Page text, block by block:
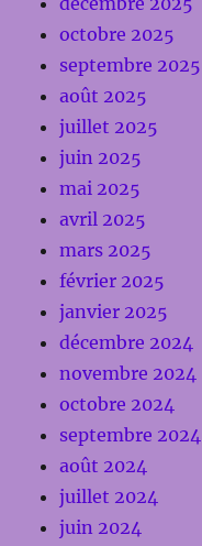
octobre 2025
septembre 2025
août 2025
juillet 2025
juin 2025
mai 2025
avril 2025
mars 2025
février 2025
janvier 2025
décembre 2024
novembre 2024
octobre 2024
septembre 2024
août 2024
juillet 2024
juin 2024